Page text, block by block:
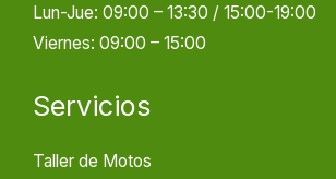
Lun-Jue: 09:00 – 13:30 / 15:00-19:00
Viernes: 09:00 – 15:00
Servicios
Taller de Motos